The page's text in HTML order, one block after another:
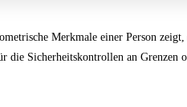
Merkmale einer Person
die Sicherheitskontrollen an